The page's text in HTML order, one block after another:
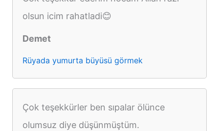
olsun icim rahatladi😊
Demet
Rüyada yumurta büyüsü görmek
Çok teşekkürler ben sıpalar ölünce
olumsuz diye düşünmüştüm.